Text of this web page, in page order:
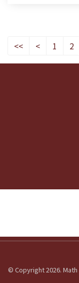
<< < 1 2
© Copyright 2026.